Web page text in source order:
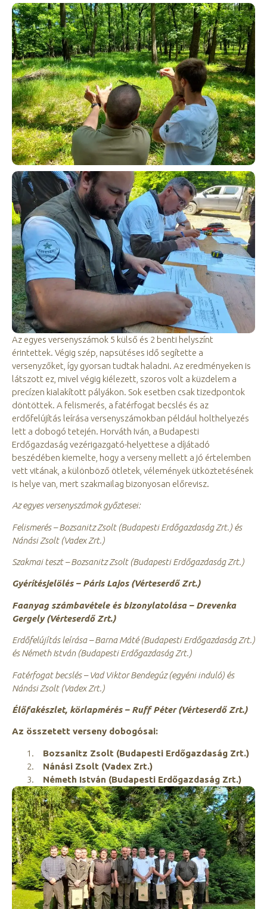
Az egyes versenyszámok 5 külső és 2 benti helyszínt
érintettek. Végig szép, napsütéses idő segítette a
versenyzőket, így gyorsan tudtak haladni. Az eredményeken is
látszott ez, mivel végig kiélezett, szoros volt a küzdelem a
precízen kialakított pályákon. Sok esetben csak tizedpontok
döntöttek. A felismerés, a fatérfogat becslés és az
erdőfelújítás leírása versenyszámokban például holthelyezés
lett a dobogó tetején. Horváth Iván, a Budapesti
Erdőgazdaság vezérigazgató-helyettese a díjátadó
beszédében kiemelte, hogy a verseny mellett a jó értelemben
vett vitának, a különböző ötletek, vélemények ütköztetésének
is helye van, mert szakmailag bizonyosan előrevisz.
Az egyes versenyszámok győztesei:
Felismerés – Bozsanitz Zsolt (Budapesti Erdőgazdaság Zrt.) és
Nánási Zsolt (Vadex Zrt.)
Szakmai teszt – Bozsanitz Zsolt (Budapesti Erdőgazdaság Zrt.)
Gyérítésjelölés – Páris Lajos (Vérteserdő Zrt.)
Faanyag számbavétele és bizonylatolása – Drevenka
Gergely (Vérteserdő Zrt.)
Erdőfelújítás leírása – Barna Máté (Budapesti Erdőgazdaság Zrt.)
és Németh István (Budapesti Erdőgazdaság Zrt.)
Fatérfogat becslés – Vad Viktor Bendegúz (egyéni induló) és
Nánási Zsolt (Vadex Zrt.)
Élőfakészlet, körlapmérés – Ruff Péter (Vérteserdő Zrt.)
Az összetett verseny dobogósai:
Bozsanitz Zsolt (Budapesti Erdőgazdaság Zrt.)
Nánási Zsolt (Vadex Zrt.)
Németh István (Budapesti Erdőgazdaság Zrt.)